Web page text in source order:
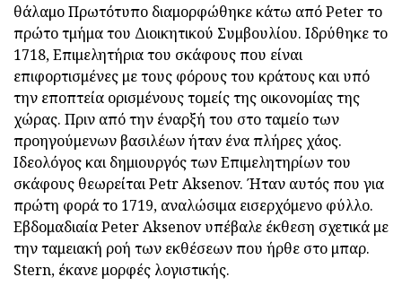
θάλαμο Πρωτότυπο διαμορφώθηκε κάτω από Peter το
πρώτο τμήμα του Διοικητικού Συμβουλίου. Ιδρύθηκε το
1718, Επιμελητήρια του σκάφους που είναι
επιφορτισμένες με τους φόρους του κράτους και υπό
την εποπτεία ορισμένους τομείς της οικονομίας της
χώρας. Πριν από την έναρξή του στο ταμείο των
προηγούμενων βασιλέων ήταν ένα πλήρες χάος.
Ιδεολόγος και δημιουργός των Επιμελητηρίων του
σκάφους θεωρείται Petr Aksenov. Ήταν αυτός που για
πρώτη φορά το 1719, αναλώσιμα εισερχόμενο φύλλο.
Εβδομαδιαία Peter Aksenov υπέβαλε έκθεση σχετικά με
την ταμειακή ροή των εκθέσεων που ήρθε στο μπαρ.
Stern, έκανε μορφές λογιστικής.